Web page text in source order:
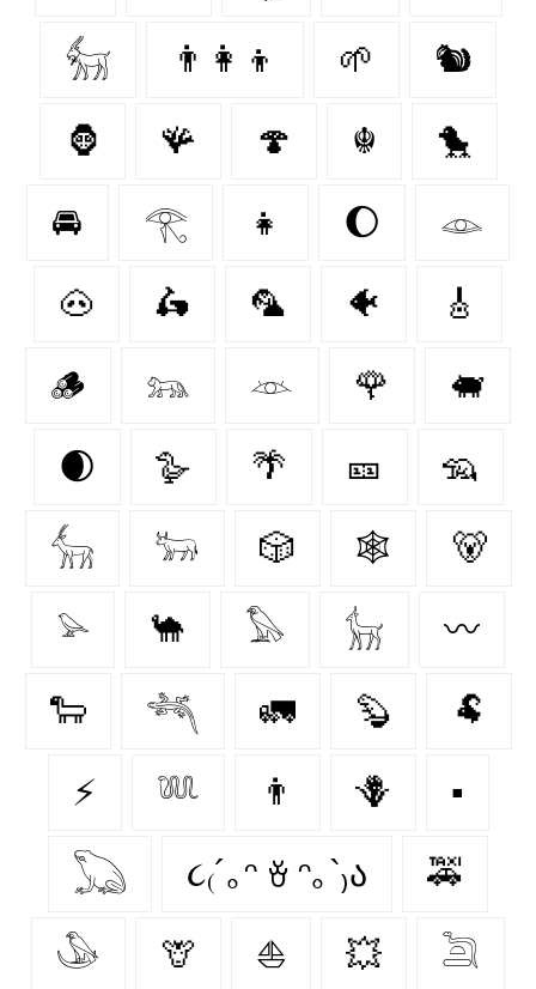
𓃶 👨‍👩‍👦 🌱 🐿
🦍 🪸 🍄‍ ☬ 🐤
🚘 𓂀 👧 🌔 𓁼
🐽 🛵 🦜 🐠 🎸
🪵 𓃬 𓁺 🌹 🐖
🌒 🪿 🌴 🎫 🦡
𓃲 𓃽 🎲 🕸️ 🐻
𓅫 🐪 𓅃 𓃴 〰️
🐑 𓆈 🚛 🦫 🐏
⚡ 𓆚 👨 🪻 ▪️
𓆏 ૮₍´｡ᵔ ꈊ ᵔ｡`₎ა 🚕
𓅇 🦒 ⛵ 💥 𓆖